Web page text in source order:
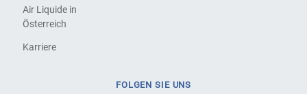
Air Liquide in
Österreich
Karriere
FOLGEN SIE UNS